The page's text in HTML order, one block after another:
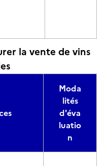
la vente de vins
Moda
lités
d'éva
luatio
n